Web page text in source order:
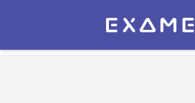
Экзамер — ЕГЭ 2027